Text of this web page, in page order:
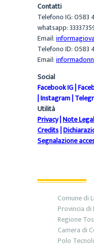
Contatti
Telefono IG: 0583
whatsapp:
Email:
Telefono ID: 0583
Email:
Social
Facebook IG|
|Instagram|
Utilità
Privacy|Note
Credits|
Segnalazione
Comune di
Provincia di
Regione
Camera di
Polo